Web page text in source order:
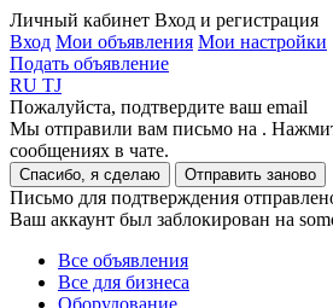
Личный кабинет Вход и регистрация
Вход Мои объявления Мои настройки
Подать объявление
RU TJ
Пожалуйста, подтвердите ваш email
Мы отправили вам письмо на .
сообщениях в чате.
Спасибо, я сделаю Отправить заново
Письмо для подтверждения
Ваш аккаунт был заблокирован на
Все объявления
Все для бизнеса
Оборудование